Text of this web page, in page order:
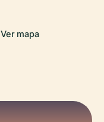
Ver mapa